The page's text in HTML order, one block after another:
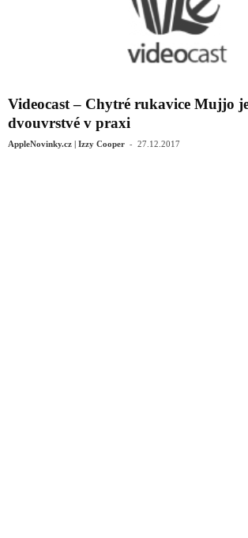
Videocast – Chytré rukavice Mujjo
dvouvrstvé v praxi
AppleNovinky.cz | Izzy Cooper - 27.12.2017